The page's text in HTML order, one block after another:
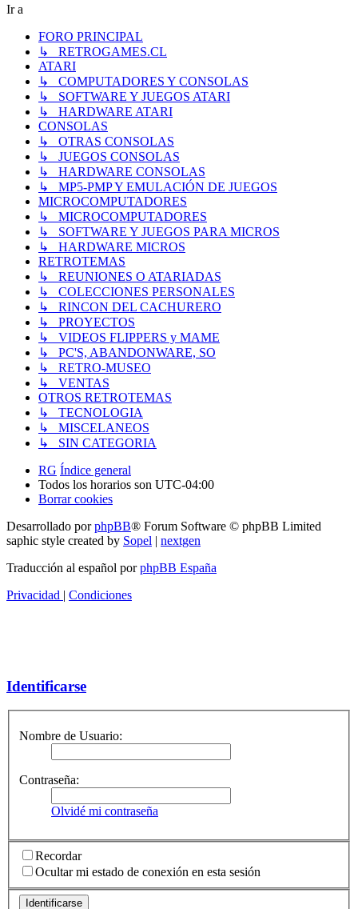
Ir a
FORO PRINCIPAL
↳ RETROGAMES.CL
ATARI
↳ COMPUTADORES Y CONSOLAS
↳ SOFTWARE Y JUEGOS ATARI
↳ HARDWARE ATARI
CONSOLAS
↳ OTRAS CONSOLAS
↳ JUEGOS CONSOLAS
↳ HARDWARE CONSOLAS
↳ MP5-PMP Y EMULACIÓN DE JUEGOS
MICROCOMPUTADORES
↳ MICROCOMPUTADORES
↳ SOFTWARE Y JUEGOS PARA MICROS
↳ HARDWARE MICROS
RETROTEMAS
↳ REUNIONES O ATARIADAS
↳ COLECCIONES PERSONALES
↳ RINCON DEL CACHURERO
↳ PROYECTOS
↳ VIDEOS FLIPPERS y MAME
↳ PC'S, ABANDONWARE, SO
↳ RETRO-MUSEO
↳ VENTAS
OTROS RETROTEMAS
↳ TECNOLOGIA
↳ MISCELANEOS
↳ SIN CATEGORIA
RG Índice general
Todos los horarios son UTC-04:00
Borrar cookies
Desarrollado porphpBB® Forum Software © phpBB Limited
saphic style created by Sopel | nextgen
Traducción al español porphpBB España
Privacidad | Condiciones
Identificarse
Nombre de Usuario:
Contraseña:
Olvidé mi contraseña
Recordar
Ocultar mi estado de conexión en esta sesión